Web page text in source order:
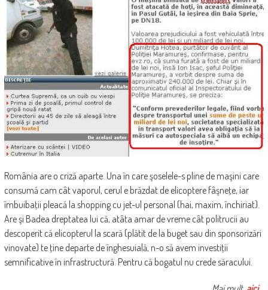
România are o criză aparte. Una în care şoselele-s pline de maşini care
consumă cam cât vaporul, cerul e brăzdat de elicoptere fâşneţe, iar
îmbuibaţii pleacă la shopping cu jet-ul personal (hai, maxim, închiriat).
Are şi Badea dreptatea lui că, atâta amar de vreme cât politrucii au
descoperit că elicopterul la scară (plătit de la buget sau din sponsorizări
vinovate) te ţine departe de înghesuială, n-o să avem investiţii
semnificative în infrastructură. Pentru că bogatul nu crede săracului.